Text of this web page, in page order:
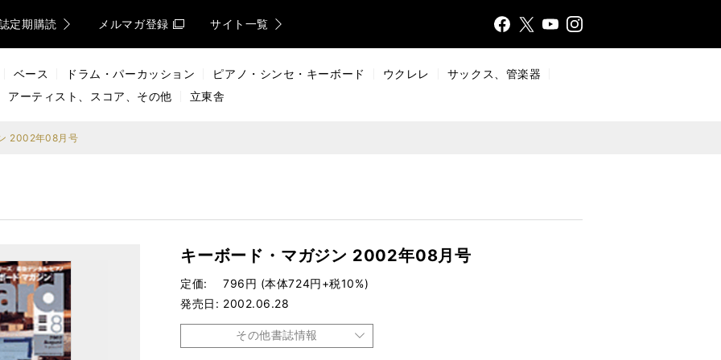
定期購読 メルマガ登録 サイト一覧
FaceX
YouTInsta
ベース ドラム・パーカッション ピアノ・シンセ・キーボード ウクレレ
サックス、管楽器
アーティスト、スコア、その他
立東舎
2002年08月号
キーボード・マガジン 2002年08月号
定価
796円 (本体724円+税10%)
発売日
2002.06.28
その他書誌情報